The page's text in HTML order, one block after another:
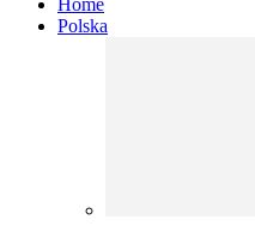
Home
Polska